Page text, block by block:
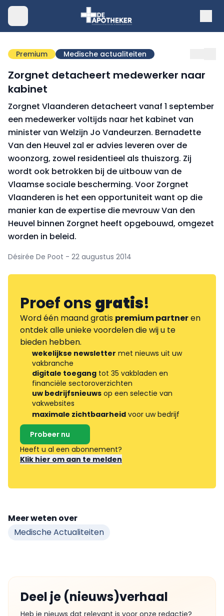
Premium Medische actualiteiten
Zorgnet detacheert medewerker naar
kabinet
Zorgnet Vlaanderen detacheert vanaf 1 september
een medewerker voltijds naar het kabinet van
minister van Welzijn Jo Vandeurzen. Bernadette
Van den Heuvel zal er advies leveren over de
woonzorg, zowel residentieel als thuiszorg. Zij
wordt ook betrokken bij de uitbouw van de
Vlaamse sociale bescherming. Voor Zorgnet
Vlaanderen is het een opportuniteit want op die
manier kan de expertise die mevrouw Van den
Heuvel binnen Zorgnet heeft opgebouwd, omgezet
worden in beleid.
Désirée De Poot - 22 augustus 2014
Proef onsgratis!
Word één maand gratis premium partneren
ontdek alle unieke voordelen die wij u te
bieden hebben.
wekelijkse newsletter met nieuws uit uw
vakbranche
digitale toegang tot 35 vakbladen en
financiële sectoroverzichten
uw bedrijfsnieuws op een selectie van
vakwebsites
maximale zichtbaarheid voor uw bedrijf
Probeer nu
Heeft u al een abonnement?
Klik hier om aan te melden
Meer weten over
Medische Actualiteiten
Deel je (nieuws)verhaal
Heb je nieuws dat relevant is voor onze redactie?